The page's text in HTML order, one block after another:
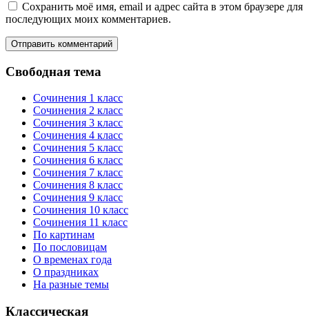
Сохранить моё имя, email и адрес сайта в этом браузере для
последующих моих комментариев.
Свободная тема
Сочинения 1 класс
Сочинения 2 класс
Сочинения 3 класс
Сочинения 4 класс
Сочинения 5 класс
Сочинения 6 класс
Сочинения 7 класс
Сочинения 8 класс
Сочинения 9 класс
Сочинения 10 класс
Сочинения 11 класс
По картинам
По пословицам
О временах года
О праздниках
На разные темы
Классическая